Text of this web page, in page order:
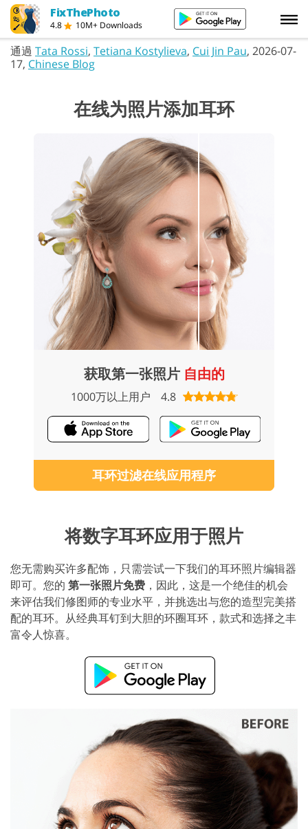
FixThePhoto
4.8 10M+ Downloads
通過 Tata Rossi, Tetiana Kostylieva, Cui Jin Pau, 2026-07-
17, Chinese Blog
在线为照片添加耳环
耳环过滤在线应用程序
获取第一张照片 自由的
1000万以上用户 4.8
将数字耳环应用于照片
您无需购买许多配饰，只需尝试一下我们的耳环照片编辑器
即可。您的 第一张照片免费 ，因此，这是一个绝佳的机会
来评估我们修图师的专业水平，并挑选出与您的造型完美搭
配的耳环。从经典耳钉到大胆的环圈耳环，款式和选择之丰
富令人惊喜。